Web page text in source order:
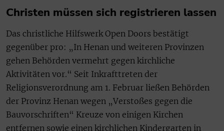
Christen müssen sich registrieren lassen
Das christliche Hilfswerk Open Doors bestätigt
gegenüber pro: „In Henan und weiteren Provinzen
gehen Behörden vermehrt gegen kirchliche
Aktivitäten vor.“ Seit Inkrafttreten der
Religionsverordnung am 1. Februar ließen Behörden
der Provinz Henan wegen „Verstoßes gegen die
Bauvorschriften“ Kreuze von einigen Kirchen
entfernen sowie einen kirchlichen Kindergarten in